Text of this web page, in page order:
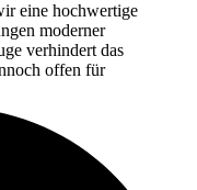
eine hochwertige
moderner
verhindert das
offen für